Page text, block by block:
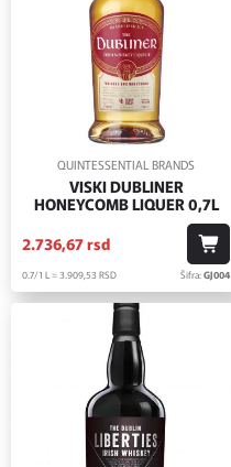
QUINTESSENTIAL BRANDS
VISKI DUBLINER
HONEYCOMB LIQUER 0,7L
2.736,67rsd
0.7/1 L = 3.909,53 RSD Šifra:GJ004